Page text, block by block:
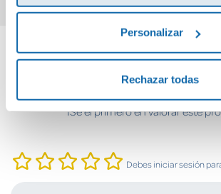
Personalizar
Rechazar todas
Cuéntanos tu
¡Sé el primero en valorar este
Debes iniciar sesión